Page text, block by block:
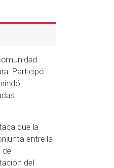
Participó
que la
entre la
de
del